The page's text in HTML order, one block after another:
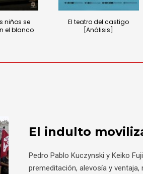
niños se
el blanco
El teatro del castigo
[Análisis]
El indulto
Pedro Pablo Kuczynski y Keiko
premeditación, alevosía y